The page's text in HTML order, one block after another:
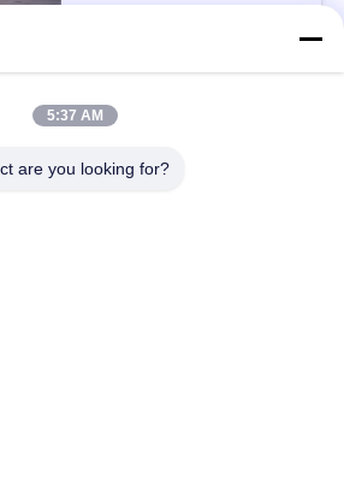
파티클 보드 생산 라
5:37 AM
are you looking for?